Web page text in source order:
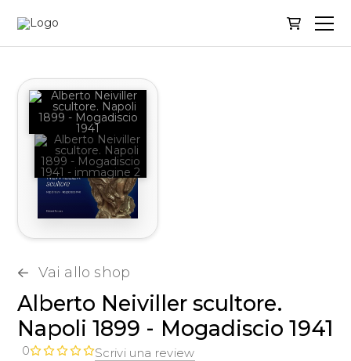
🔍
Vai allo shop
Alberto Neiviller scultore.
Napoli 1899 - Mogadiscio 1941
0 Scrivi una review